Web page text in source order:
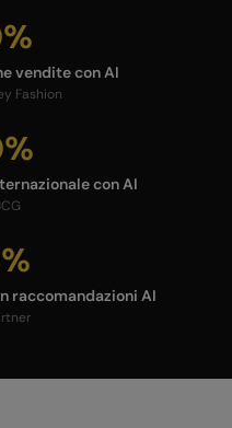
vendite con AI
Fashion
con AI
raccomandazioni AI